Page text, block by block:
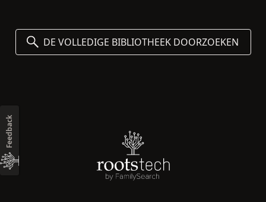
DE VOLLEDIGE BIBLIOTHEEK DOORZOEKEN
Feedback